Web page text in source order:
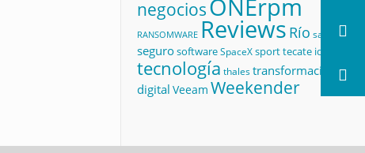
negociosONErpm
RANSOMWARE Reviews Río salud
segurosoftwareSpaceXsporttecate id
tecnología thalestransformación
digital Veeam Weekender